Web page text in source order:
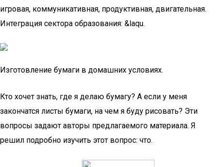
игровая, коммуникативная, продуктивная, двигательная.
Интеграция сектора образования: &laqu.
Изготовление бумаги в домашних условиях.
Кто хочет знать, где я делаю бумагу? А если у меня
закончатся листы бумаги, на чем я буду рисовать? Эти
вопросы задают авторы предлагаемого материала. Я
решил подробно изучить этот вопрос: что.